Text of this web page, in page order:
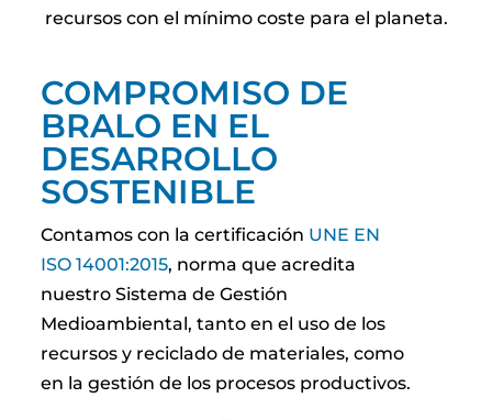
recursos con el mínimo coste para el planeta.
COMPROMISO DE
BRALO EN EL
DESARROLLO
SOSTENIBLE
Contamos con la certificación UNE EN
ISO 14001:2015, norma que acredita
nuestro Sistema de Gestión
Medioambiental, tanto en el uso de los
recursos y reciclado de materiales, como
en la gestión de los procesos productivos.